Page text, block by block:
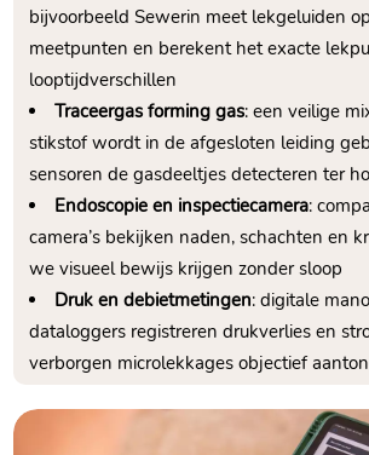
bijvoorbeeld Sewerin meet lekgeluiden
meetpunten en berekent het exacte
looptijdverschillen
Traceergas forming gas: een veilige
stikstof wordt in de afgesloten leiding
sensoren de gasdeeltjes detecteren ter
Endoscopie en inspectiecamera:
camera’s bekijken naden, schachten en
we visueel bewijs krijgen zonder sloop
Druk en debietmetingen: digitale
dataloggers registreren drukverlies en
verborgen microlekkages objectief